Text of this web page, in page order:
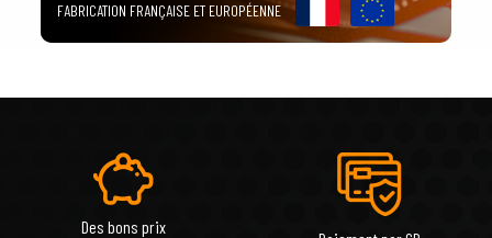
FABRICATION FRANÇAISE ET EUROPÉENNE
Des bons prix